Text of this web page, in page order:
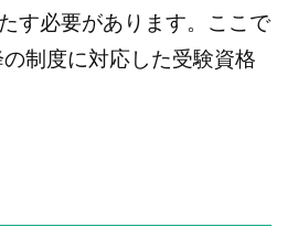
す必要があります。ここで
制度に対応した受験資格